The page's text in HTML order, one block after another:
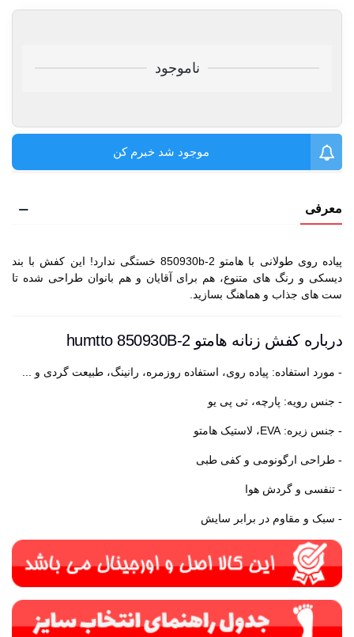
ناموجود
موجود شد خبرم کن
معرفی
پیاده روی طولانی با هامتو 850930b-2 خستگی ندارد! این کفش با بند
دیسکی و رنگ های متنوع، هم برای آقایان و هم بانوان طراحی شده تا
ست های جذاب و هماهنگ بسازید.
درباره کفش زنانه هامتو humtto 850930B-2
- مورد استفاده: پیاده روی، استفاده روزمره، رانینگ، طبیعت گردی و ...
- جنس رویه: پارچه، تی پی یو
- جنس زیره: EVA، لاستیک هامتو
- طراحی ارگونومی و کفی طبی
- تنفسی و گردش هوا
- سبک و مقاوم در برابر سایش